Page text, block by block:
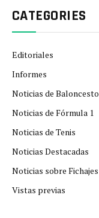
CATEGORIES
Editoriales
Informes
Noticias de Baloncesto
Noticias de Fórmula 1
Noticias de Tenis
Noticias Destacadas
Noticias sobre Fichajes
Vistas previas